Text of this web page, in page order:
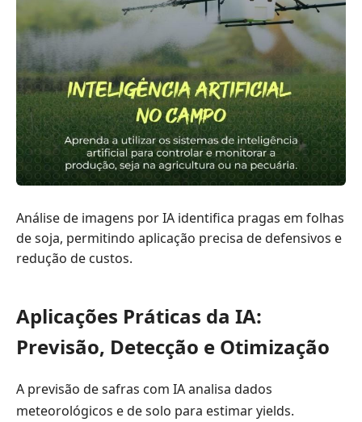
Análise de imagens por IA identifica pragas em folhas
de soja, permitindo aplicação precisa de defensivos e
redução de custos.
Aplicações Práticas da IA:
Previsão, Detecção e Otimização
A previsão de safras com IA analisa dados
meteorológicos e de solo para estimar yields.